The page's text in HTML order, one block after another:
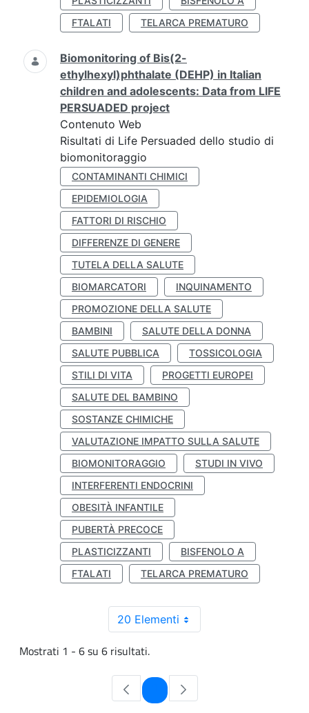
FTALATI
TELARCA PREMATURO
Biomonitoring of Bis(2-
ethylhexyl)phthalate (DEHP) in Italian
children and adolescents: Data from LIFE
PERSUADED project
Contenuto Web
Risultati di Life Persuaded dello studio di
biomonitoraggio
CONTAMINANTI CHIMICI
EPIDEMIOLOGIA
FATTORI DI RISCHIO
DIFFERENZE DI GENERE
TUTELA DELLA SALUTE
BIOMARCATORI
INQUINAMENTO
PROMOZIONE DELLA SALUTE
BAMBINI
SALUTE DELLA DONNA
SALUTE PUBBLICA
TOSSICOLOGIA
STILI DI VITA
PROGETTI EUROPEI
SALUTE DEL BAMBINO
SOSTANZE CHIMICHE
VALUTAZIONE IMPATTO SULLA SALUTE
BIOMONITORAGGIO
STUDI IN VIVO
INTERFERENTI ENDOCRINI
OBESITÀ INFANTILE
PUBERTÀ PRECOCE
PLASTICIZZANTI
BISFENOLO A
FTALATI
TELARCA PREMATURO
20 Elementi
Mostrati 1 - 6 su 6 risultati.
Pagina